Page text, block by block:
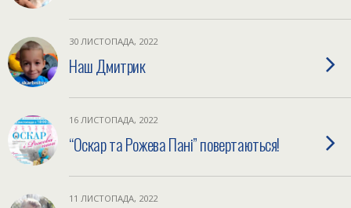
30 ЛИСТОПАДА, 2022
Наш Дмитрик
16 ЛИСТОПАДА, 2022
“Оскар та Рожева Пані” повертаються!
11 ЛИСТОПАДА, 2022